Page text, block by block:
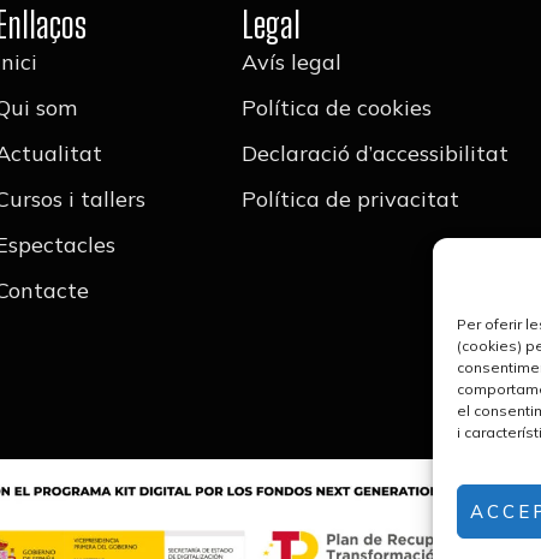
Per oferir
(cookies)
el
i
som
i tallers
Legal
Avís legal
Política de cookies
Declaració d’accessibilitat
Política de privacitat